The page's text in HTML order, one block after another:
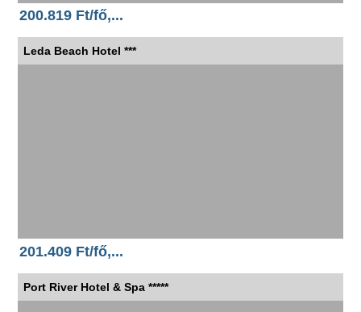
200.819 Ft/fő,...
Leda Beach Hotel ***
201.409 Ft/fő,...
Port River Hotel & Spa *****